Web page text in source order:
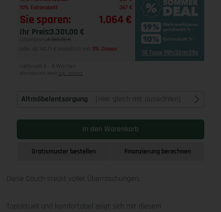
10% Extrarabatt
367 €
Sie sparen: 1.064 €
Ihr Preis:3.301,00 €
Listenpreis: 4.365,00 €
oder ab 141,71 € monatlich mit 0% Zinsen 16 Tage 19h:32m:28s
Lieferzeit 6 - 8 Wochen
Alle Preise inkl. MwSt zzgl. Versand
Altmöbelentsorgung (Hier gleich mit auswählen)
In den Warenkorb
Gratismuster bestellen Finanzierung berechnen
Diese Couch steckt voller Überraschungen.
Topaktuell und komfortabel zeigt sich mit diesem